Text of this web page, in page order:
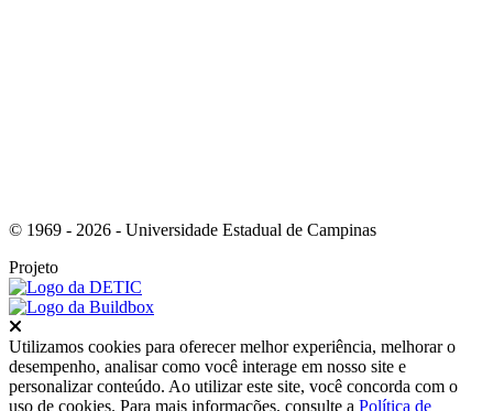
© 1969 - 2026 - Universidade Estadual de Campinas
Projeto
Utilizamos cookies para oferecer melhor experiência, melhorar o
desempenho, analisar como você interage em nosso site e
personalizar conteúdo. Ao utilizar este site, você concorda com o
uso de cookies. Para mais informações, consulte a Política de